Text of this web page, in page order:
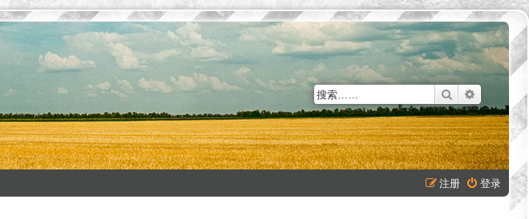
搜索
登录
注册